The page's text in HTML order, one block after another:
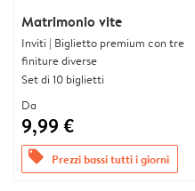
Matrimonio vite
Inviti | Biglietto premium con tre
finiture diverse
Set di 10 biglietti
Da
9,99 €
offers Prezzi bassi tutti i giorni